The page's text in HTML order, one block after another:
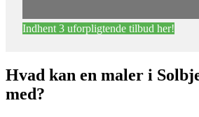
Indhent 3 uforpligtende tilbud her!
Hvad kan en maler i
med?